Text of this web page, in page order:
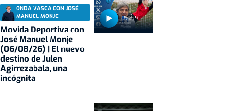
51:59
ONDA VASCA CON JOSÉ
MANUEL MONJE
Movida Deportiva con
José Manuel Monje
(06/08/26) | El nuevo
destino de Julen
Agirrezabala, una
incógnita